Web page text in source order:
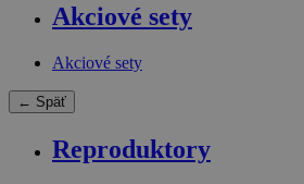
Akciové sety
Akciové sety
← Späť
Reproduktory